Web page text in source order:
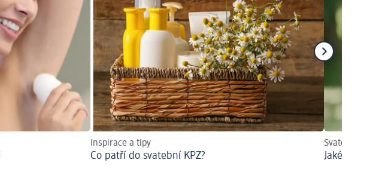
Inspirace a tipy
Co patří do svatební KPZ?
Svatební
Jaké jsou